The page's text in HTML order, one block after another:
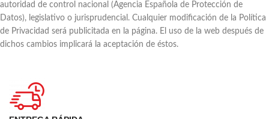
autoridad de control nacional (Agencia Española de Protección de
Datos), legislativo o jurisprudencial. Cualquier modificación de la Política
de Privacidad será publicitada en la página. El uso de la web después de
dichos cambios implicará la aceptación de éstos.